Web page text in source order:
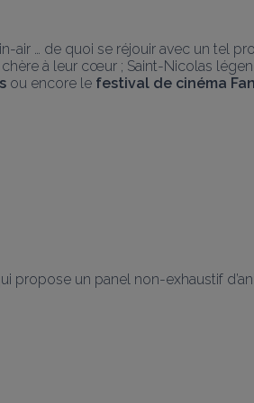
… de quoi se réjouir avec un tel
à leur cœur ; Saint-Nicolas
ou encore le festival de cinéma
propose un panel non-exhaustif